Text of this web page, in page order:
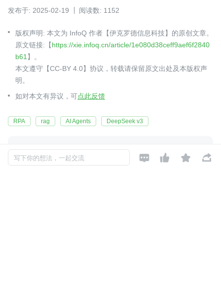
发布于: 2025-02-19 阅读数: 1152
版权声明: 本文为 InfoQ 作者【伊克罗德信息科技】的原创文章。
原文链接:【https://xie.infoq.cn/article/1e080d38ceff9aef6f2840
b61 】。
本文遵守【CC-BY 4.0】协议，转载请保留原文出处及本版权声
明。
如对本文有异议，可点此反馈
RPA rag AI Agents DeepSeek v3
伊克罗德信息科技 关注
写下你的想法，一起交流    